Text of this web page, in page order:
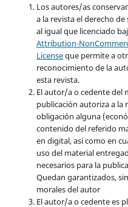
Los autores/as
a la revista el derecho
al igual que licenciado
Attribution-
Licenseque permite a
reconocimiento de la
esta revista.
El autor/a o cedente del
publicación autoriza a la
obligación alguna
contenido del referido
en digital, así como en
uso del material
necesarios para la
Quedan garantizados,
morales del autor
El autor/a o cedente es